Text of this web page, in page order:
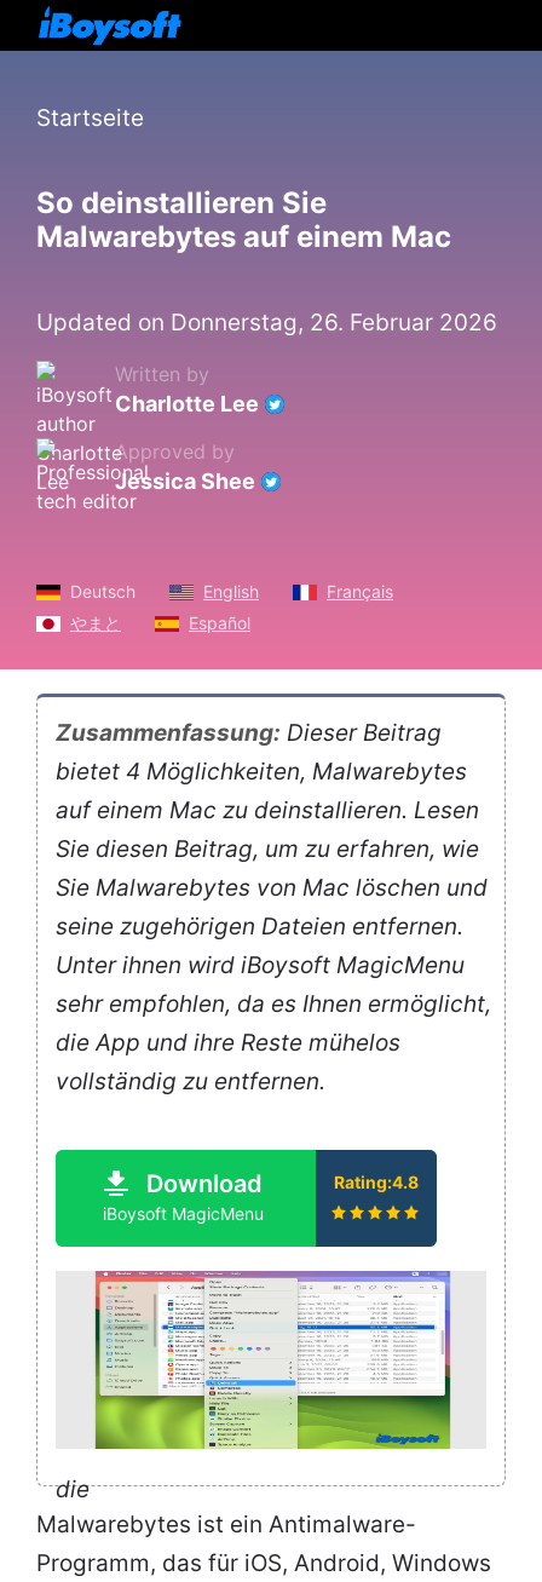
Startseite
So deinstallieren Sie
Malwarebytes auf einem Mac
Updated on Donnerstag, 26. Februar 2026
Written by
Charlotte Lee
Approved by
Jessica Shee
Deutsch English
Français
やまと
Español
Zusammenfassung: Dieser Beitrag
bietet 4 Möglichkeiten, Malwarebytes
auf einem Mac zu deinstallieren. Lesen
Sie diesen Beitrag, um zu erfahren, wie
Sie Malwarebytes von Mac löschen und
seine zugehörigen Dateien entfernen.
Unter ihnen wird iBoysoft MagicMenu
sehr empfohlen, da es Ihnen ermöglicht,
die App und ihre Reste mühelos
vollständig zu entfernen.
Download
iBoysoft MagicMenu
Rating:4.8
die
Malwarebytes ist ein Antimalware-
Programm, das für iOS, Android, Windows